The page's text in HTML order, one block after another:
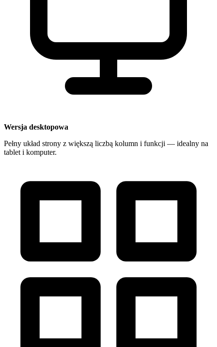
Wersja desktopowa
Pełny układ strony z większą liczbą kolumn i funkcji — idealny na
tablet i komputer.